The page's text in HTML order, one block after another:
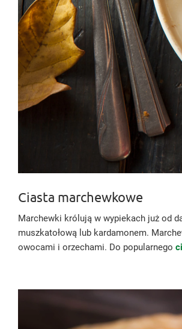
Ciasta marchewkowe
Marchewki królują w wypiekach już od
muszkatołową lub kardamonem.
owocami i orzechami. Do popularnego